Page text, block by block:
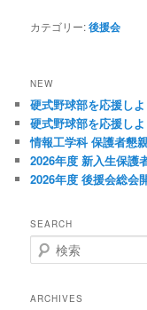
カテゴリー:後援会
NEW
硬式野球部を応援し
硬式野球部を応援しよ
情報工学科 保護者懇
2026年度 新入生保護
2026年度 後援会総会
SEARCH
検
索
ARCHIVES